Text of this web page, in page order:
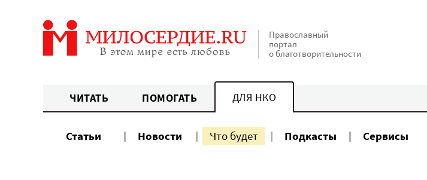
Православный
портал
о благотворительности
ЧИТАТЬ ПОМОГАТЬ ДЛЯ НКО
Статьи Новости Что будет Подкасты Сервисы